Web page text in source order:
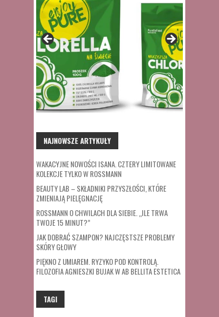
NAJNOWSZE ARTYKUŁY
WAKACYJNE NOWOŚCI ISANA. CZTERY LIMITOWANE
KOLEKCJE TYLKO W ROSSMANN
BEAUTY LAB – SKŁADNIKI PRZYSZŁOŚCI, KTÓRE
ZMIENIAJĄ PIELĘGNACJĘ
ROSSMANN O CHWILACH DLA SIEBIE. „ILE TRWA
TWOJE 15 MINUT?”
JAK DOBRAĆ SZAMPON? NAJCZĘSTSZE PROBLEMY
SKÓRY GŁOWY
PIĘKNO Z UMIAREM. RYZYKO POD KONTROLĄ.
FILOZOFIA AGNIESZKI BUJAK W AB BELLITA ESTETICA
TAGI